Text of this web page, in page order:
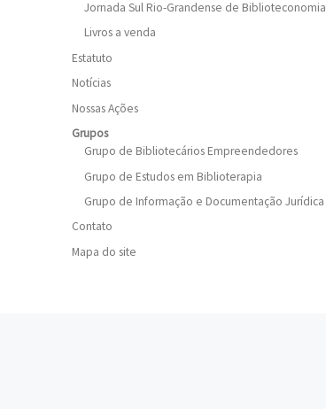
Jornada Sul Rio-Grandense de Biblioteconomia
Livros a venda
Estatuto
Notícias
Nossas Ações
Grupos
Grupo de Bibliotecários Empreendedores
Grupo de Estudos em Biblioterapia
Grupo de Informação e Documentação Jurídica
Contato
Mapa do site